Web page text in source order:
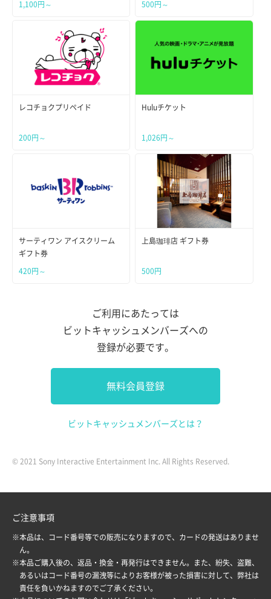
1,100円～ 500円～
レコチョクプリペイド
200円～
Huluチケット
1,026円～
サーティワン アイスクリーム
ギフト券
420円～
上島珈琲店 ギフト券
500円
ご利用にあたっては
ビットキャッシュメンバーズへの
登録が必要です。
無料会員登録
ビットキャッシュメンバーズとは？
© 2021 Sony Interactive Entertainment Inc. All Rights Reserved.
ご注意事項
※本品は、コード番号等での販売になりますので、カードの発送はありませ
ん。
※本品ご購入後の、返品・換金・再発行はできません。また、紛失、盗難、
あるいはコード番号の漏洩等によりお客様が被った損害に対して、弊社は
責任を負いかねますのでご了承ください。